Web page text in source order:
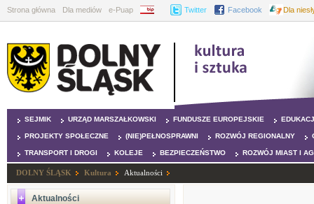
Strona główna Dla mediów e-Puap BIP Twitter Facebook Dla
SEJMIK URZĄD MARSZAŁKOWSKI FUNDUSZE EUROPEJSKIE
PROJEKTY SPOŁECZNE (NIE)PEŁNOSPRAWNI ROZWÓJ REGIONALNY
TRANSPORT I DROGI KOLEJE BEZPIECZEŃSTWO ROZWÓJ MIAST I
DOLNY ŚLĄSK Kultura Aktualności
Aktualności